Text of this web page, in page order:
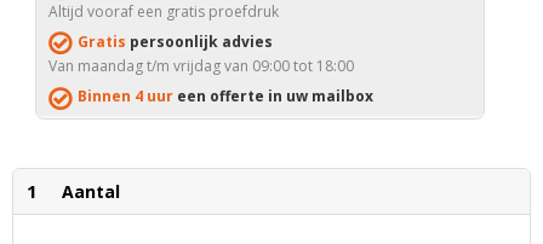
Altijd vooraf een gratis proefdruk
Gratis persoonlijk advies
Van maandag t/m vrijdag van 09:00 tot 18:00
Binnen 4 uur een offerte in uw mailbox
1 Aantal